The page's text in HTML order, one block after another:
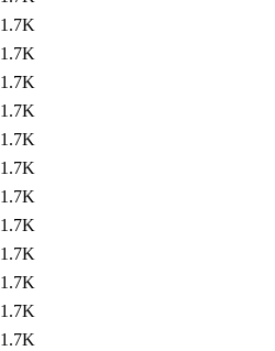
1.7K
1.7K
1.7K
1.7K
1.7K
1.7K
1.7K
1.7K
1.7K
1.7K
1.7K
1.7K